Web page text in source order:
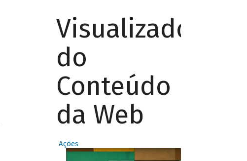
Visualizador
do
Conteúdo
da Web
Ações